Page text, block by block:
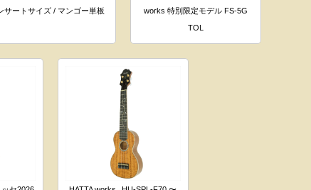
サートサイズ / マンゴー単板
works 特別限定モデル FS-5G
TOL